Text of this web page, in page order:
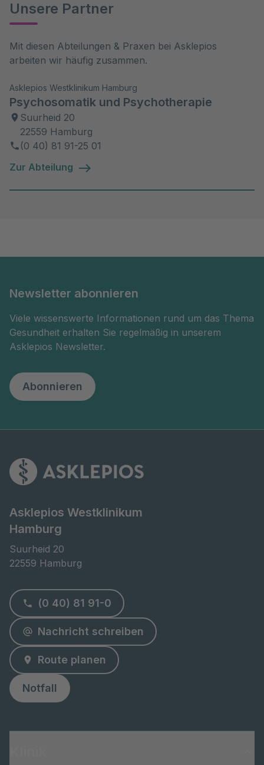
Unsere Partner
Mit diesen Abteilungen & Praxen bei Asklepios
arbeiten wir häufig zusammen.
Asklepios Westklinikum Hamburg
Psychosomatik und Psychotherapie
Suurheid 20
22559 Hamburg
(0 40) 81 91-25 01
Zur Abteilung
Newsletter abonnieren
Viele wissenswerte Informationen rund um das Thema
Gesundheit erhalten Sie regelmäßig in unserem
Asklepios Newsletter.
Abonnieren
Asklepios Westklinikum
Hamburg
Suurheid 20
22559 Hamburg
(0 40) 81 91-0
Nachricht schreiben
Route planen
Notfall